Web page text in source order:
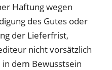
Haftung wegen
des Gutes oder
der Lieferfrist,
nicht vorsätzlich
dem Bewusstsein